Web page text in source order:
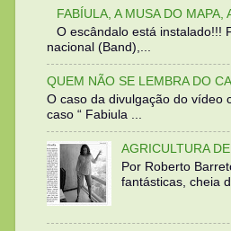
FABÍULA, A MUSA DO
O escândalo está instalado!!!
nacional (Band),...
QUEM NÃO SE LEMBRA DO
O caso da divulgação do vídeo
caso “ Fabiula ...
AGRICULTURA
Por Roberto
fantásticas, cheia